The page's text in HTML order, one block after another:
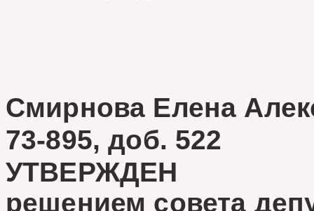
Смирнова Елена
73-895, доб. 522
УТВЕРЖДЕН
решением совета